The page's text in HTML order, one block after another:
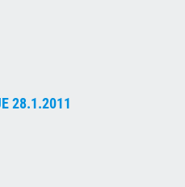
28.1.2011